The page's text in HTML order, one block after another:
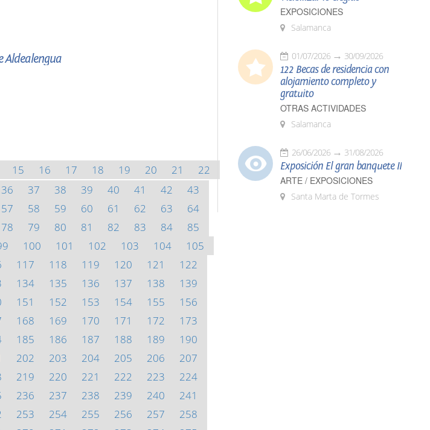
Aldealengua
15 16 17 18 19 20 21
22
36 37 38 39 40 41 42
43
57 58 59 60 61 62 63
64
78 79 80 81 82 83 84
85
100 101 102 103 104
105
117 118 119 120 121
122
134 135 136 137 138
139
151 152 153 154 155
156
168 169 170 171 172
173
185 186 187 188 189
190
202 203 204 205 206
207
219 220 221 222 223
224
236 237 238 239 240
241
253 254 255 256 257
258
EXPOSICIONES
Salamanca
01/07/2026 30/09/2026
122 Becas de residencia con
alojamiento completo y
gratuito
OTRAS ACTIVIDADES
Salamanca
26/06/2026 31/08/2026
Exposición El gran banquete II
ARTE / EXPOSICIONES
Santa Marta de Tormes